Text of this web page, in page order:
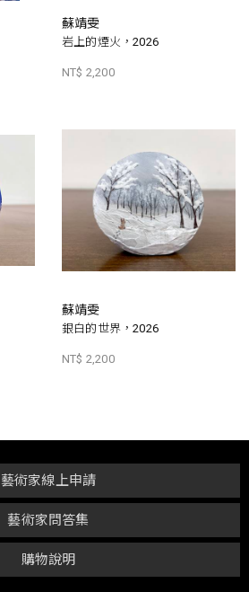
蘇靖雯
岩上的煙火，2026
NT$ 2,200
蘇靖雯
銀白的世界，2026
NT$ 2,200
購物說明
藝術家問答集
藝術家線上申請